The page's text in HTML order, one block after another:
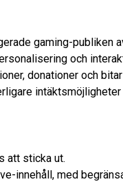
gaming-publiken
och
donationer och
att sticka ut.
innehåll, med